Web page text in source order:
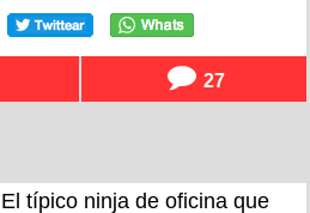
27
El típico ninja de oficina que